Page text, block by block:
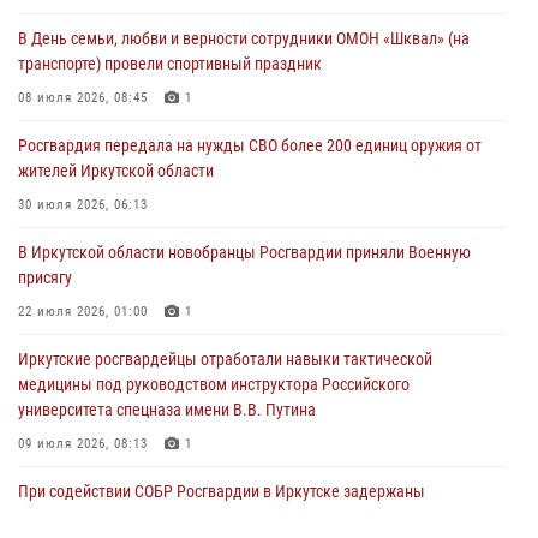
При силовой поддержке СОБР Росгвардии в Иркутской области
30 июля 2026, 04:19
В честь 10-летия Росгвардии сотрудники вневедомственной охраны
в ведомстве
29 июля 2026, 03:44
В День семьи, любви и верности сотрудники ОМОН «Шквал» (на
транспорте) провели спортивный праздник
08 июля 2026, 08:45 1
Росгвардия передала на нужды СВО более 200 единиц оружия от
жителей Иркутской области
30 июля 2026, 06:13
В Иркутской области новобранцы Росгвардии приняли Военную
присягу
22 июля 2026, 01:00 1
Иркутские росгвардейцы отработали навыки тактической
медицины под руководством инструктора Российского
университета спецназа имени В.В. Путина
09 июля 2026, 08:13 1
При содействии СОБР Росгвардии в Иркутске задержаны